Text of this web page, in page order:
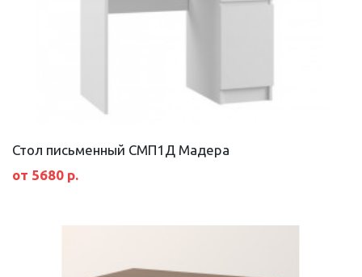
Стол письменный СМП1Д Мадера
от 5680 р.